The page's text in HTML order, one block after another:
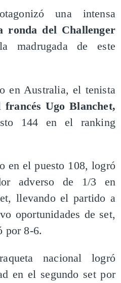
una intensa
ronda del Challenger
madrugada de este
en Australia, el tenista
francés Ugo Blanchet,
144 en el ranking
en el puesto 108, logró
adverso de 1/3 en
llevando el partido a
oportunidades de set,
por 8-6.
nacional logró
en el segundo set por